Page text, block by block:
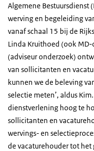
Algemene Bestuursdienst
werving en begeleiding
vanaf schaal 15 bij de
Linda Kruithoed (ook
(adviseur onderzoek)
van sollicitanten en
kunnen we de beleving
selectie meten’, aldus
dienstverlening hoog te
sollicitanten en
wervings- en
de vacaturehouder tot het